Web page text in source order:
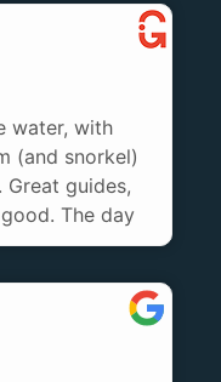
solo da
bagno e
di favignana
e
da eccepire,
water, with
(and snorkel)
guides,
The day
as we had a